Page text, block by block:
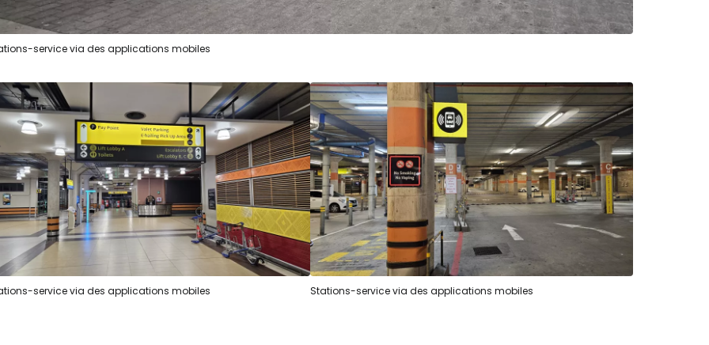
service via des applications mobiles
service via des applications mobiles Stations-service via des applications mobiles